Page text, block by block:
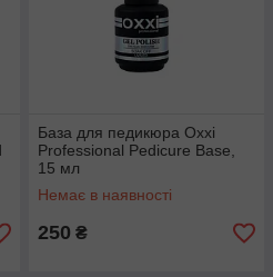
База для педикюра Oxxi
Professional Pedicure Base,
15 мл
Немає в наявності
250 ₴